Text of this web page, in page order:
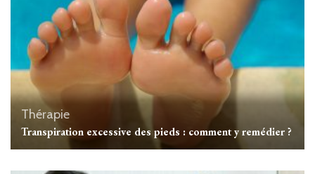
Thérapie
Transpiration excessive des pieds : comment y remédier ?